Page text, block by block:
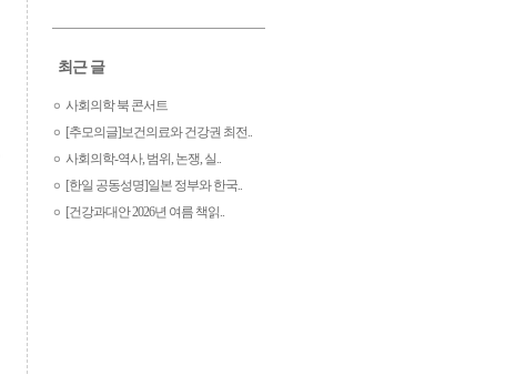
최근 글
사회의학 북 콘서트
[추모의글]보건의료와 건강권 최전..
사회의학-역사, 범위, 논쟁, 실..
[한일 공동성명]일본 정부와 한국..
[건강과대안 2026년 여름 책읽..